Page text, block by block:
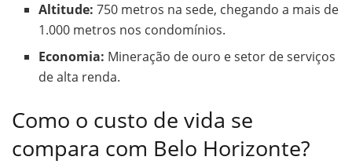
Altitude: 750 metros na sede, chegando a mais de
1.000 metros nos condomínios.
Economia: Mineração de ouro e setor de serviços
de alta renda.
Como o custo de vida se
compara com Belo Horizonte?